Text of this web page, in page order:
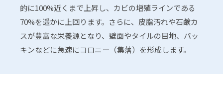
的に100%近くまで上昇し、カビの増殖ラインである
70%を遥かに上回ります。さらに、皮脂汚れや石鹸カ
スが豊富な栄養源となり、壁面やタイルの目地、パッ
キンなどに急速にコロニー（集落）を形成します。